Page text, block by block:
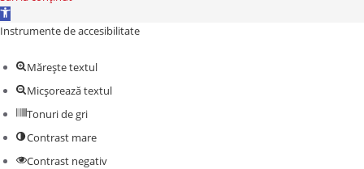
Deschide bara de unelte
Instrumente de accesibilitate
Mărește textul
Micșorează textul
Tonuri de gri
Contrast mare
Contrast negativ